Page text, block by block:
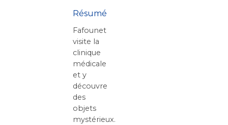
Résumé
Fafounet
visite la
clinique
médicale
et y
découvre
des
objets
mystérieux.